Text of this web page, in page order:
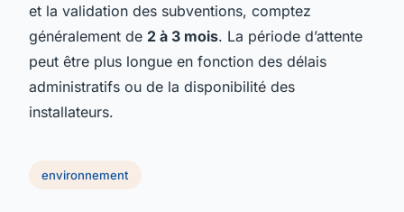
et la validation des subventions, comptez
généralement de 2 à 3 mois. La période d’attente
peut être plus longue en fonction des délais
administratifs ou de la disponibilité des
installateurs.
environnement